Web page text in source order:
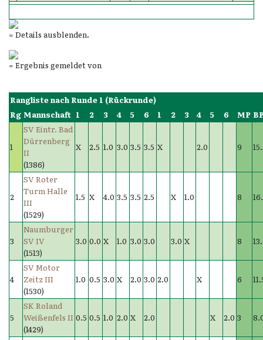
= Details ausblenden.
= Ergebnis gemeldet von
Rangliste nach Runde 1 (Rückrunde)
Rg Mannschaft 1 2 3 4 5 6 1 2 3 4 5 6 MP
1
SV Eintr. Bad
Dürrenberg
II
(1386)
X 2.5 1.0 3.0 3.5 3.5 X 2.0 9
2
SV Roter
Turm Halle
III
(1529)
1.5 X 4.0 3.5 3.5 2.5 X 1.0 8
3
Naumburger
SV IV
(1513)
3.0 0.0 X 1.0 3.0 3.0 3.0 X 8
4
SV Motor
Zeitz III
(1530)
1.0 0.5 3.0 X 2.0 3.0 2.0 X 6
5
SK Roland
Weißenfels II
(1429)
0.5 0.5 1.0 2.0 X 2.0 X 2.0 3